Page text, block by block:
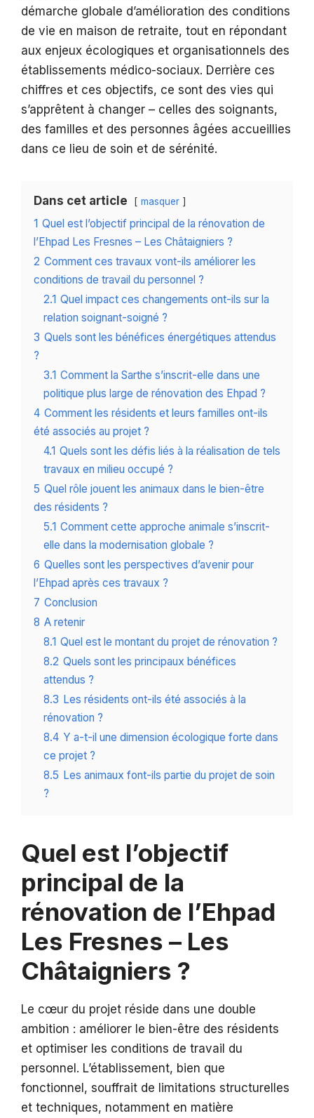
démarche globale d’amélioration des conditions
de vie en maison de retraite, tout en répondant
aux enjeux écologiques et organisationnels des
établissements médico-sociaux. Derrière ces
chiffres et ces objectifs, ce sont des vies qui
s’apprêtent à changer – celles des soignants,
des familles et des personnes âgées accueillies
dans ce lieu de soin et de sérénité.
Dans cet article masquer
1 Quel est l’objectif principal de la rénovation de
l’Ehpad Les Fresnes – Les Châtaigniers ?
2 Comment ces travaux vont-ils améliorer les
conditions de travail du personnel ?
2.1 Quel impact ces changements ont-ils sur la
relation soignant-soigné ?
3 Quels sont les bénéfices énergétiques attendus
?
3.1 Comment la Sarthe s’inscrit-elle dans une
politique plus large de rénovation des Ehpad ?
4 Comment les résidents et leurs familles ont-ils
été associés au projet ?
4.1 Quels sont les défis liés à la réalisation de tels
travaux en milieu occupé ?
5 Quel rôle jouent les animaux dans le bien-être
des résidents ?
5.1 Comment cette approche animale s’inscrit-
elle dans la modernisation globale ?
6 Quelles sont les perspectives d’avenir pour
l’Ehpad après ces travaux ?
7 Conclusion
8 A retenir
8.1 Quel est le montant du projet de rénovation ?
8.2 Quels sont les principaux bénéfices
attendus ?
8.3 Les résidents ont-ils été associés à la
rénovation ?
8.4 Y a-t-il une dimension écologique forte dans
ce projet ?
8.5 Les animaux font-ils partie du projet de soin
?
Quel est l’objectif
principal de la
rénovation de l’Ehpad
Les Fresnes – Les
Châtaigniers ?
Le cœur du projet réside dans une double
ambition : améliorer le bien-être des résidents
et optimiser les conditions de travail du
personnel. L’établissement, bien que
fonctionnel, souffrait de limitations structurelles
et techniques, notamment en matière